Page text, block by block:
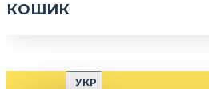
КОШИК
УКР